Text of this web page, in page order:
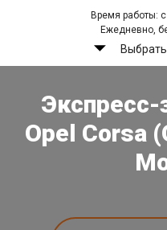
Время работы:
Ежедневно,
Opel Corsa